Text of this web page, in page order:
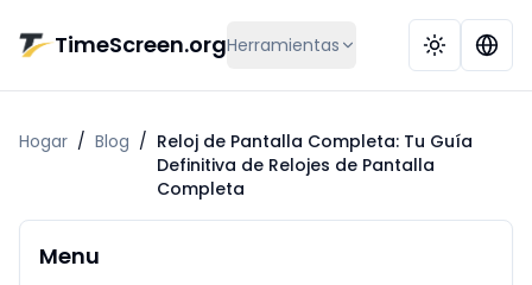
TimeScreen.orgHerramientas
Hogar / Blog / Reloj de Pantalla Completa: Tu Guía
Definitiva de Relojes de Pantalla
Completa
Menu